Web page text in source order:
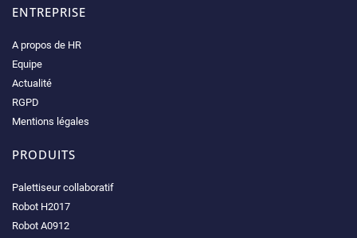
ENTREPRISE
A propos de HR
Equipe
Actualité
RGPD
Mentions légales
PRODUITS
Palettiseur collaboratif
Robot H2017
Robot A0912